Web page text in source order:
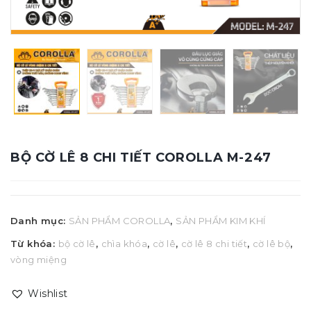
BỘ CỜ LÊ 8 CHI TIẾT COROLLA M-247
Danh mục: SẢN PHẨM COROLLA, SẢN PHẨM KIM KHÍ
Từ khóa: bộ cờ lê, chìa khóa, cờ lê, cờ lê 8 chi tiết, cờ lê bộ,
vòng miệng
Wishlist